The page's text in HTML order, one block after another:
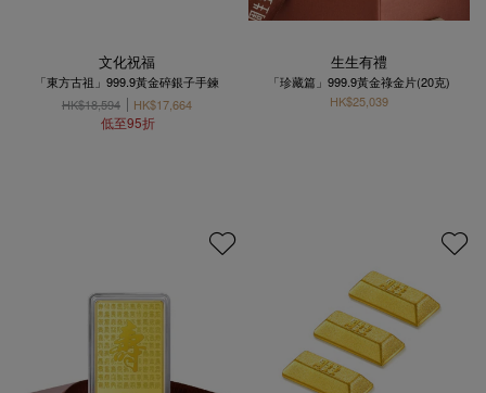
文化祝福
「東方古祖」999.9黃金碎銀子手鍊
HK$18,594
HK$17,664
低至95折
生生有禮
「珍藏篇」999.9黃金祿金片(20克)
HK$25,039